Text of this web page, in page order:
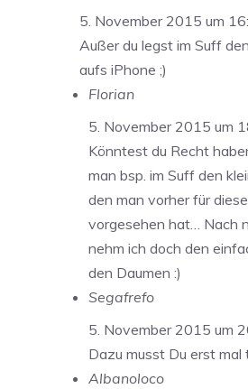
5. November 2015 um
Außer du legst im Suff
aufs iPhone ;)
Florian
5. November 2015 um
Könntest du Recht
man bsp. im Suff den
den man vorher für
vorgesehen hat… Nach
nehm ich doch den
den Daumen :)
Segafrefo
5. November 2015 um
Dazu musst Du erst
Albanoloco